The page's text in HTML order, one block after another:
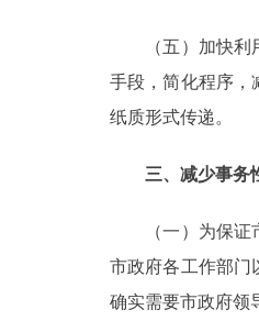
（五）加快利用
手段，简化程序，
纸质形式传递。
三、减少事务
（一）为保证市
市政府各工作部门
确实需要市政府领